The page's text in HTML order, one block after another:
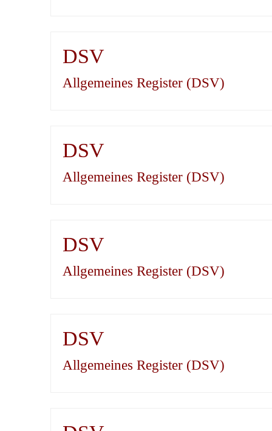
DSV
Allgemeines Register (DSV)
DSV
Allgemeines Register (DSV)
DSV
Allgemeines Register (DSV)
DSV
Allgemeines Register (DSV)